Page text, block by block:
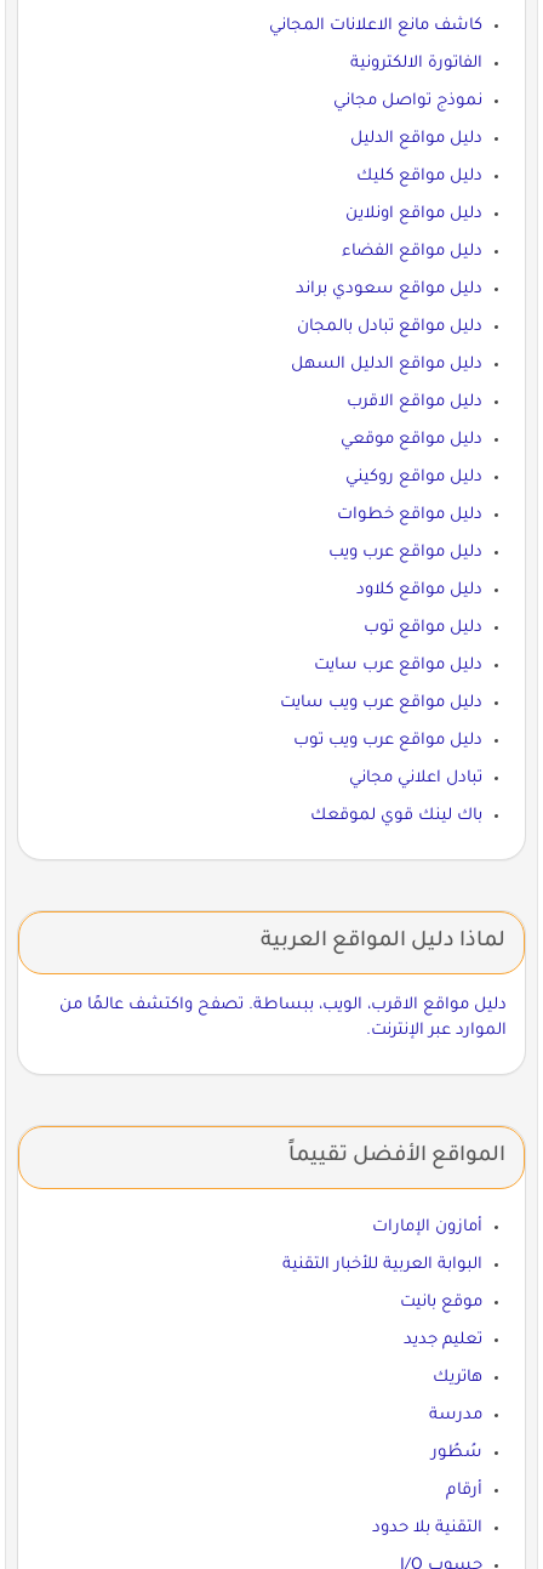
كاشف مانع الاعلانات المجاني
الفاتورة الالكترونية
نموذج تواصل مجاني
دليل مواقع الدليل
دليل مواقع كليك
دليل مواقع اونلاين
دليل مواقع الفضاء
دليل مواقع سعودي براند
دليل مواقع تبادل بالمجان
دليل مواقع الدليل السهل
دليل مواقع الاقرب
دليل مواقع موقعي
دليل مواقع روكيني
دليل مواقع خطوات
دليل مواقع عرب ويب
دليل مواقع كلاود
دليل مواقع توب
دليل مواقع عرب سايت
دليل مواقع عرب ويب سايت
دليل مواقع عرب ويب توب
تبادل اعلاني مجاني
باك لينك قوي لموقعك
لماذا دليل المواقع العربية
دليل مواقع الاقرب، الويب، ببساطة. تصفح واكتشف عالمًا من
الموارد عبر الإنترنت.
المواقع الأفضل تقييماً
أمازون الإمارات
البوابة العربية للأخبار التقنية
موقع بانيت
تعليم جديد
هاتريك
مدرسة
سُطُور
أرقام
التقنية بلا حدود